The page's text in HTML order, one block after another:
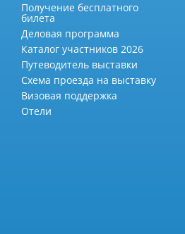
Получение бесплатного
билета
Деловая программа
Каталог участников 2026
Путеводитель выставки
Схема проезда на выставку
Визовая поддержка
Отели